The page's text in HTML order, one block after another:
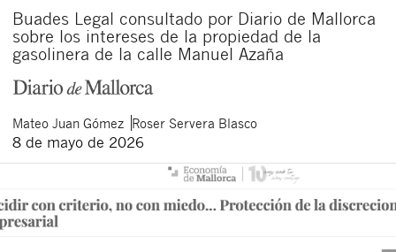
Buades Legal consultado por Diario de Mallorca
sobre los intereses de la propiedad de la
gasolinera de la calle Manuel Azaña
Mateo Juan Gómez Roser Servera Blasco
8 de mayo de 2026